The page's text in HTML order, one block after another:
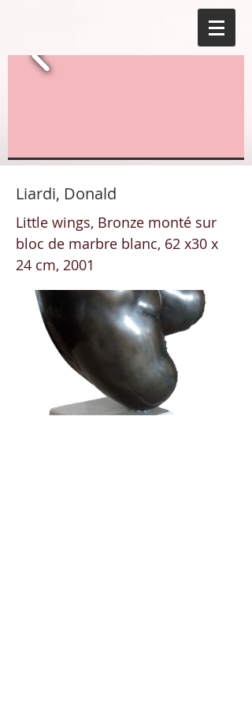
Liardi, Donald
Little wings, Bronze monté sur
bloc de marbre blanc, 62 x30 x
24 cm, 2001